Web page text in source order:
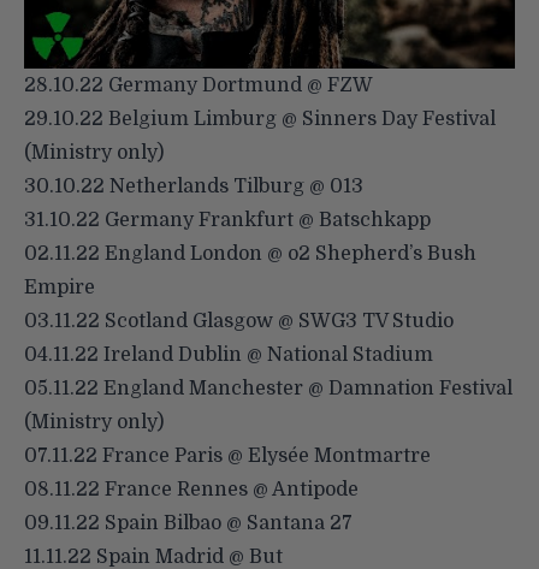
28.10.22 Germany Dortmund @ FZW
29.10.22 Belgium Limburg @ Sinners Day Festival
(Ministry only)
30.10.22 Netherlands Tilburg @ 013
31.10.22 Germany Frankfurt @ Batschkapp
02.11.22 England London @ o2 Shepherd’s Bush
Empire
03.11.22 Scotland Glasgow @ SWG3 TV Studio
04.11.22 Ireland Dublin @ National Stadium
05.11.22 England Manchester @ Damnation Festival
(Ministry only)
07.11.22 France Paris @ Elysée Montmartre
08.11.22 France Rennes @ Antipode
09.11.22 Spain Bilbao @ Santana 27
11.11.22 Spain Madrid @ But